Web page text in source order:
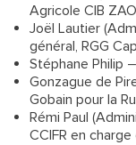
Agricole CIB
Joël Lautier
général, RGG
Stéphane Philip
Gonzague de
Gobain pour la
Rémi Paul
CCIFR en